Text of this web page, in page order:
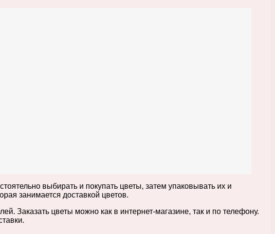
выбирать и покупать цветы, затем упаковывать их и
занимается доставкой цветов.
Заказать цветы можно как в интернет-магазине, так и по телефону.